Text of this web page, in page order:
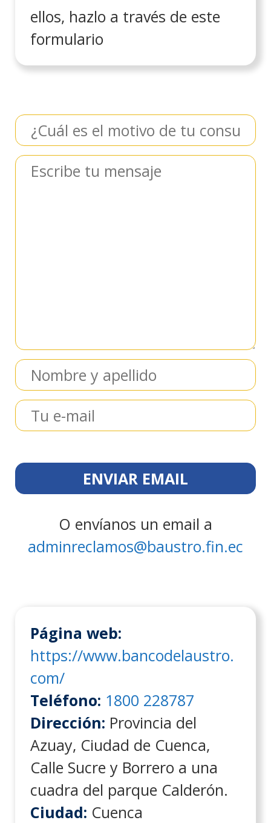
ellos, hazlo a través de este
formulario
O envíanos un email a
adminreclamos@baustro.fin.ec
Página web:
https://www.bancodelaustro.
com/
Teléfono: 1800 228787
Dirección: Provincia del
Azuay, Ciudad de Cuenca,
Calle Sucre y Borrero a una
cuadra del parque Calderón.
Ciudad: Cuenca